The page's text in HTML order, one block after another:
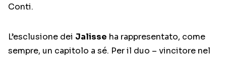
Conti.
L’esclusione dei Jalisse ha rappresentato, come
sempre, un capitolo a sé. Per il duo – vincitore nel